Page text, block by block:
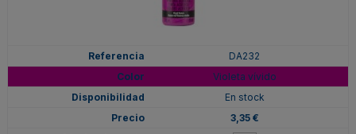
DA232
Violeta vívido
En stock
3,35 €